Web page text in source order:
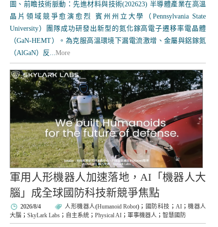
圖、前瞻技術脈動：先進材料與技術(202623) 半導體產業在高溫
晶片領域競爭愈演愈烈 賓州州立大學（Pennsylvania State
University）團隊成功研發出新型的氮化鎵高電子遷移率電晶體
（GaN-HEMT）。為克服高溫環境下漏電流激增、金屬與鋁鎵氮
（AlGaN）反...More
軍用人形機器人加速落地，AI「機器人大
腦」成全球國防科技新競爭焦點
2026/8/4 人形機器人(Humanoid Robot)； 國防科技 ； AI； 機器人
大腦 ； SkyLark Labs ； 自主系統 ； Physical AI ； 軍事機器人 ； 智慧國防